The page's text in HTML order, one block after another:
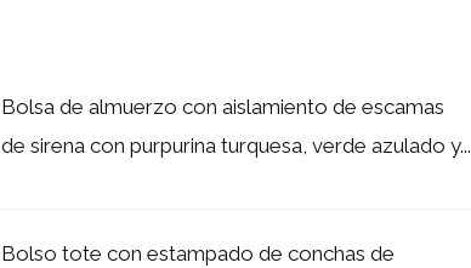
Bolsa de almuerzo con aislamiento de escamas
de sirena con purpurina turquesa, verde azulado y...
Bolso tote con estampado de conchas de